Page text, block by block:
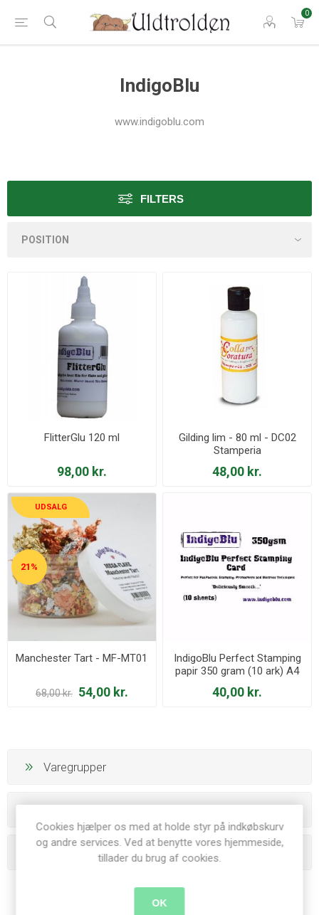
0
IndigoBlu
www.indigoblu.com
FILTERS
FlitterGlu 120 ml
98,00 kr.
Gilding lim - 80 ml - DC02
Stamperia
48,00 kr.
UDSALG
21%
Manchester Tart - MF-MT01
68,00 kr. 54,00 kr.
IndigoBlu Perfect Stamping
papir 350 gram (10 ark) A4
40,00 kr.
Varegrupper
Producenter
Populære tags
Cookies hjælper os med at holde styr på indkøbskurv
og andre services. Ved at benytte vores hjemmeside,
tillader du brug af cookies.
OK